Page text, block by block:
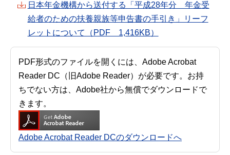
日本年金機構から送付する「平成28年分 年金受
給者のための扶養親族等申告書の手引き」リーフ
レットについて（PDF 1,416KB）
PDF形式のファイルを開くには、Adobe Acrobat
Reader DC（旧Adobe Reader）が必要です。お持
ちでない方は、Adobe社から無償でダウンロードで
きます。
Adobe Acrobat Reader DCのダウンロードへ